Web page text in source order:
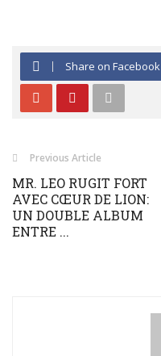
Share on Facebook
Previous Article
MR. LEO RUGIT FORT
AVEC CŒUR DE LION:
UN DOUBLE ALBUM
ENTRE ...